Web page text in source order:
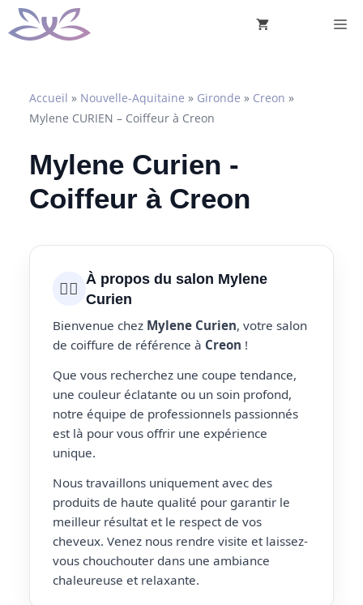
Aller
au
Accueil » Nouvelle-Aquitaine » Gironde » Creon »
Mylene CURIEN – Coiffeur à Creon
Mylene Curien -
Coiffeur à Creon
💇‍♀️ À propos du salon Mylene
Curien
Bienvenue chez Mylene Curien, votre salon
de coiffure de référence à Creon !
Que vous recherchez une coupe tendance,
une couleur éclatante ou un soin profond,
notre équipe de professionnels passionnés
est là pour vous offrir une expérience
unique.
Nous travaillons uniquement avec des
produits de haute qualité pour garantir le
meilleur résultat et le respect de vos
cheveux. Venez nous rendre visite et laissez-
vous chouchouter dans une ambiance
chaleureuse et relaxante.